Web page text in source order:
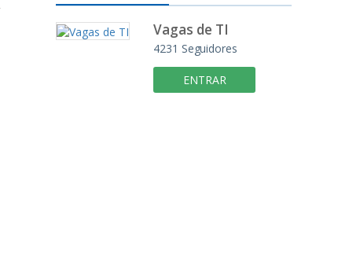
Vagas de TI
4231 Seguidores
ENTRAR